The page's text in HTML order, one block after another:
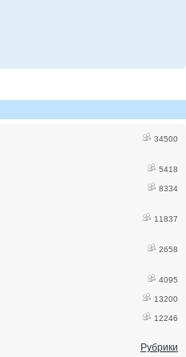
34500
5418
8334
11837
2658
4095
13200
12246
Рубрики